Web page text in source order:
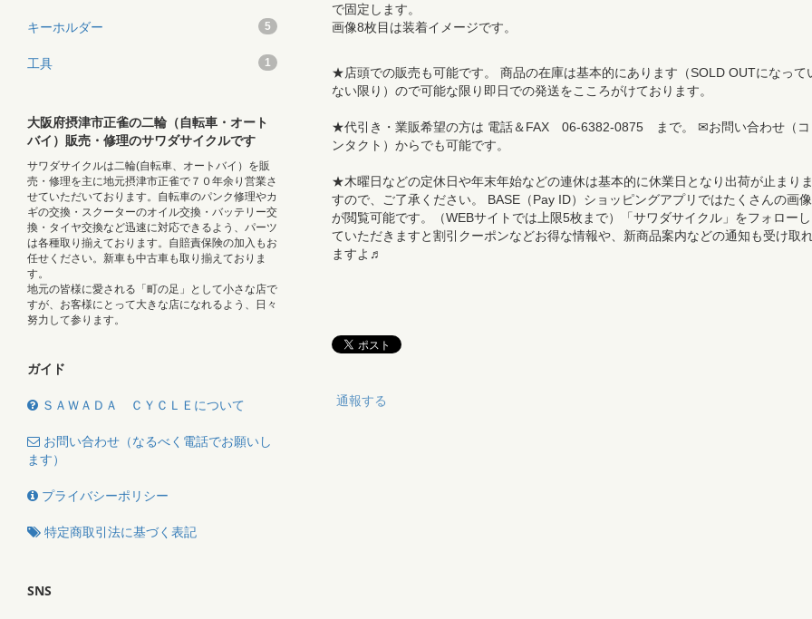
キーホルダー 5
工具 1
大阪府摂津市正雀の二輪（自転車・オート
バイ）販売・修理のサワダサイクルです
サワダサイクルは二輪(自転車、オートバイ）を販
売・修理を主に地元摂津市正雀で７０年余り営業さ
せていただいております。自転車のパンク修理やカ
ギの交換・スクーターのオイル交換・バッテリー交
換・タイヤ交換など迅速に対応できるよう、パーツ
は各種取り揃えております。自賠責保険の加入もお
任せください。新車も中古車も取り揃えておりま
す。
地元の皆様に愛される「町の足」として小さな店で
すが、お客様にとって大きな店になれるよう、日々
努力して参ります。
ガイド
ＳＡＷＡＤＡ ＣＹＣＬＥについて
お問い合わせ（なるべく電話でお願いし
ます）
プライバシーポリシー
特定商取引法に基づく表記
SNS
で固定します。
画像8枚目は装着イメージです。
★店頭での販売も可能です。 商品の在庫は基本的にあります（SOLD OUTになって
ない限り）ので可能な限り即日での発送をこころがけております。
★代引き・業販希望の方は 電話＆FAX 06-6382-0875 まで。 ✉お問い合わせ（コ
ンタクト）からでも可能です。
★木曜日などの定休日や年末年始などの連休は基本的に休業日となり出荷が止まり
すので、ご了承ください。 BASE（Pay ID）ショッピングアプリではたくさんの画像
が閲覧可能です。（WEBサイトでは上限5枚まで）「サワダサイクル」をフォローし
ていただきますと割引クーポンなどお得な情報や、新商品案内などの通知も受け取
ますよ♬
通報する